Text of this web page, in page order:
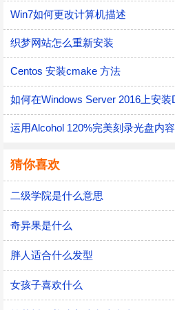
Win7如何更改计算机描述
织梦网站怎么重新安装
Centos 安装cmake 方法
运用Alcohol 120%完美刻录光盘内容
猜你喜欢
二级学院是什么意思
奇异果是什么
胖人适合什么发型
女孩子喜欢什么